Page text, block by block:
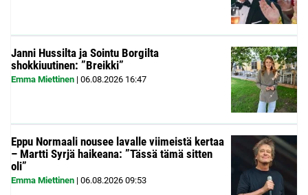
Janni Hussilta ja Sointu Borgilta
shokkiuutinen: ”Breikki”
Emma Miettinen | 06.08.2026 16:47
Eppu Normaali nousee lavalle viimeistä kertaa
– Martti Syrjä haikeana: ”Tässä tämä sitten
oli”
Emma Miettinen | 06.08.2026 09:53